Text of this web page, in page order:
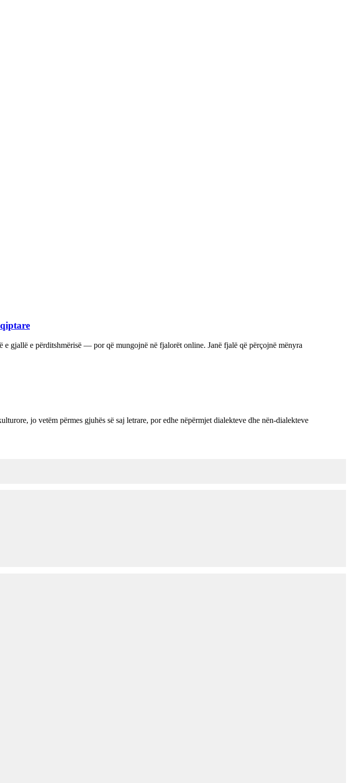
gjallë e përditshmërisë — por që mungojnë në fjalorët online. Janë fjalë që përçojnë mënyra
jo vetëm përmes gjuhës së saj letrare, por edhe nëpërmjet dialekteve dhe nën-dialekteve